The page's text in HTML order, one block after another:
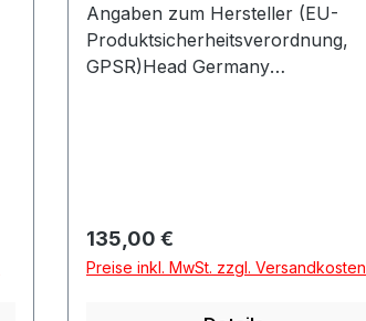
Angaben zum Hersteller (EU-
Produktsicherheitsverordnung,
GPSR)Head Germany
Regulärer Preis:
135,00 €
Preise inkl. MwSt. zzgl. Versandkosten